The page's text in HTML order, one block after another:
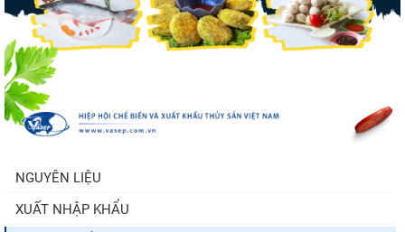
Nhập khẩu tôm của Mỹ phục hồi trong
tháng 5/2026
Trung Quốc tăng mạnh nhập khẩu mực,
trong khi nguồn cung...
NGUYÊN LIỆU
XUẤT NHẬP KHẨU